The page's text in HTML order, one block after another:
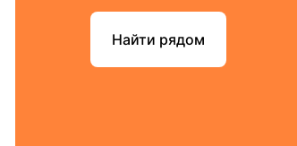
Найти рядом